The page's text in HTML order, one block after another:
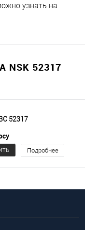
узнать на
52317
52317
Подробнее